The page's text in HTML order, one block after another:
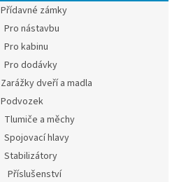
Přídavné zámky
Pro nástavbu
Pro kabinu
Pro dodávky
Zarážky dveří a madla
Podvozek
Tlumiče a měchy
Spojovací hlavy
Stabilizátory
Příslušenství